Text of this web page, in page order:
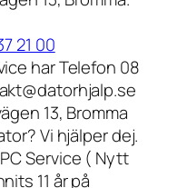
21 00
har Telefon 08
13, Bromma
Vi hjälper dej.
Service ( Nytt
11 år på